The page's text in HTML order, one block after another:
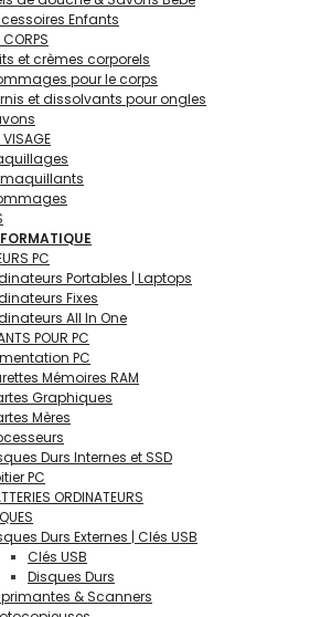
Enfants
et crèmes corporels
pour le corps
et dissolvants pour ongles
PC
Portables | Laptops
Fixes
All In One
POUR PC
PC
Mémoires RAM
Graphiques
Mères
Durs Internes et SSD
PC
ORDINATEURS
Durs Externes | Clés USB
Clés USB
Disques Durs
& Scanners